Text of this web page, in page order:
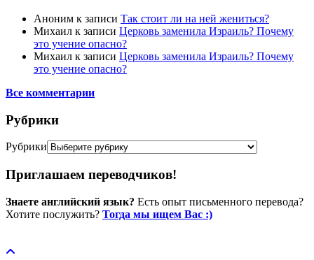
Аноним к записи Так стоит ли на ней жениться?
Михаил к записи Церковь заменила Израиль? Почему
это учение опасно?
Михаил к записи Церковь заменила Израиль? Почему
это учение опасно?
Все комментарии
Рубрики
Рубрики
Приглашаем переводчиков!
Знаете английский язык? Есть опыт письменного перевода?
Хотите послужить? Тогда мы ищем Вас :)